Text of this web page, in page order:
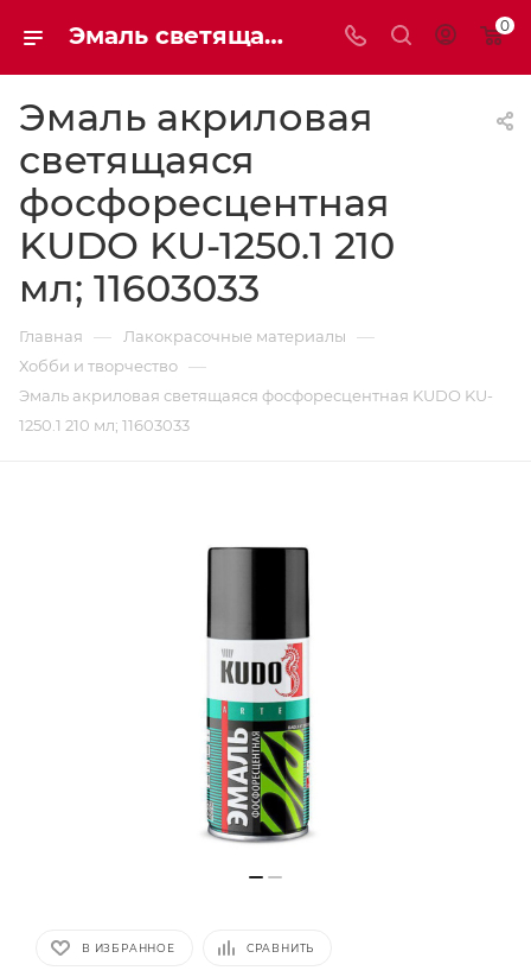
Эмаль светящаяся фосфоресцентная KUDO, 210 мл 11603033 | Мaxim-stroy 0
Эмаль акриловая
светящаяся
фосфоресцентная
KUDO KU-1250.1 210
мл; 11603033
Главная — Лакокрасочные материалы —
Хобби и творчество —
Эмаль акриловая светящаяся фосфоресцентная KUDO KU-
1250.1 210 мл; 11603033
В ИЗБРАННОЕ СРАВНИТЬ